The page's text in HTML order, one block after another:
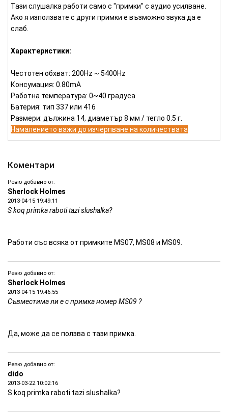
Тази слушалка работи само с "примки" с аудио усилване.
Ако я използвате с други примки е възможно звука да е
слаб.
Характеристики:
Честотен обхват: 200Hz ~ 5400Hz
Консумация: 0.80mA
Работна температура: 0~40 градуса
Батерия: тип 337 или 416
Размери: дължина 14, диаметър 8 мм / тегло 0.5 г.
Намалението важи до изчерпване на количествата
Коментари
Ревю добавно от:
Sherlock Holmes
2013-04-15 19:49:11
S koq primka raboti tazi slushalka?
Работи със всяка от примките MS07, MS08 и MS09.
Ревю добавно от:
Sherlock Holmes
2013-04-15 19:46:55
Съвместима ли е с примка номер MS09 ?
Да, може да се ползва с тази примка.
Ревю добавно от:
dido
2013-03-22 10:02:16
S koq primka raboti tazi slushalka?